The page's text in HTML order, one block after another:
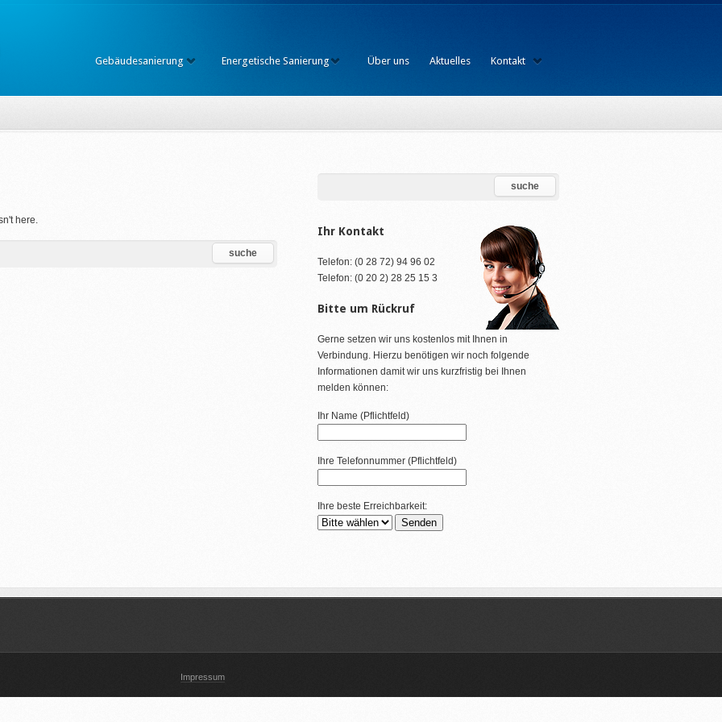
Gebäudesanierung Energetische Sanierung Über uns Aktuelles Kontakt
here.
Ihr Kontakt
Telefon: (0 28 72) 94 96 02
Telefon: (0 20 2) 28 25 15 3
Bitte um Rückruf
Gerne setzen wir uns kostenlos mit Ihnen in
Verbindung. Hierzu benötigen wir noch folgende
Informationen damit wir uns kurzfristig bei Ihnen
melden können:
Ihr Name (Pflichtfeld)
Ihre Telefonnummer (Pflichtfeld)
Ihre beste Erreichbarkeit:
Impressum